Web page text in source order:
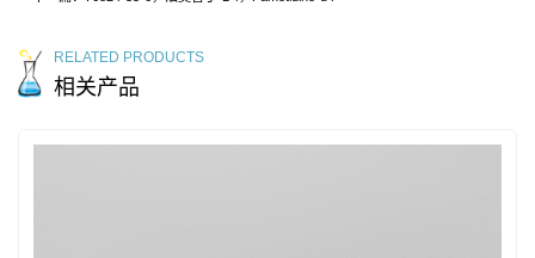
RELATED PRODUCTS
相关产品